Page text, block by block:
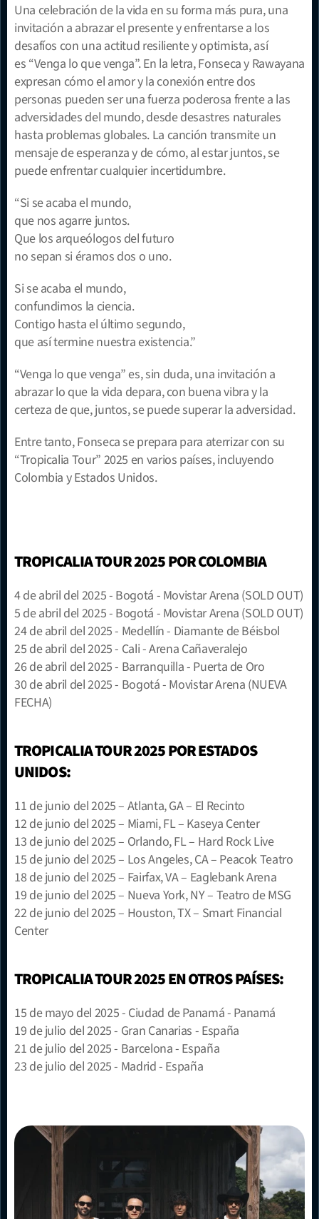
Una celebración de la vida en su forma más pura, una
invitación a abrazar el presente y enfrentarse a los
desafíos con una actitud resiliente y optimista, así
es “Venga lo que venga”. En la letra, Fonseca y Rawayana
expresan cómo el amor y la conexión entre dos
personas pueden ser una fuerza poderosa frente a las
adversidades del mundo, desde desastres naturales
hasta problemas globales. La canción transmite un
mensaje de esperanza y de cómo, al estar juntos, se
puede enfrentar cualquier incertidumbre.
“Si se acaba el mundo,
que nos agarre juntos.
Que los arqueólogos del futuro
no sepan si éramos dos o uno.
Si se acaba el mundo,
confundimos la ciencia.
Contigo hasta el último segundo,
que así termine nuestra existencia.”
“Venga lo que venga” es, sin duda, una invitación a
abrazar lo que la vida depara, con buena vibra y la
certeza de que, juntos, se puede superar la adversidad.
Entre tanto, Fonseca se prepara para aterrizar con su
“Tropicalia Tour” 2025 en varios países, incluyendo
Colombia y Estados Unidos.
TROPICALIA TOUR 2025 POR COLOMBIA
4 de abril del 2025 - Bogotá - Movistar Arena (SOLD OUT)
5 de abril del 2025 - Bogotá - Movistar Arena (SOLD OUT)
24 de abril del 2025 - Medellín - Diamante de Béisbol
25 de abril del 2025 - Cali - Arena Cañaveralejo
26 de abril del 2025 - Barranquilla - Puerta de Oro
30 de abril del 2025 - Bogotá - Movistar Arena (NUEVA
FECHA)
TROPICALIA TOUR 2025 POR ESTADOS
UNIDOS:
11 de junio del 2025 – Atlanta, GA – El Recinto
12 de junio del 2025 – Miami, FL – Kaseya Center
13 de junio del 2025 – Orlando, FL – Hard Rock Live
15 de junio del 2025 – Los Angeles, CA – Peacok Teatro
18 de junio del 2025 – Fairfax, VA – Eaglebank Arena
19 de junio del 2025 – Nueva York, NY – Teatro de MSG
22 de junio del 2025 – Houston, TX – Smart Financial
Center
TROPICALIA TOUR 2025 EN OTROS PAÍSES:
15 de mayo del 2025 - Ciudad de Panamá - Panamá
19 de julio del 2025 - Gran Canarias - España
21 de julio del 2025 - Barcelona - España
23 de julio del 2025 - Madrid - España